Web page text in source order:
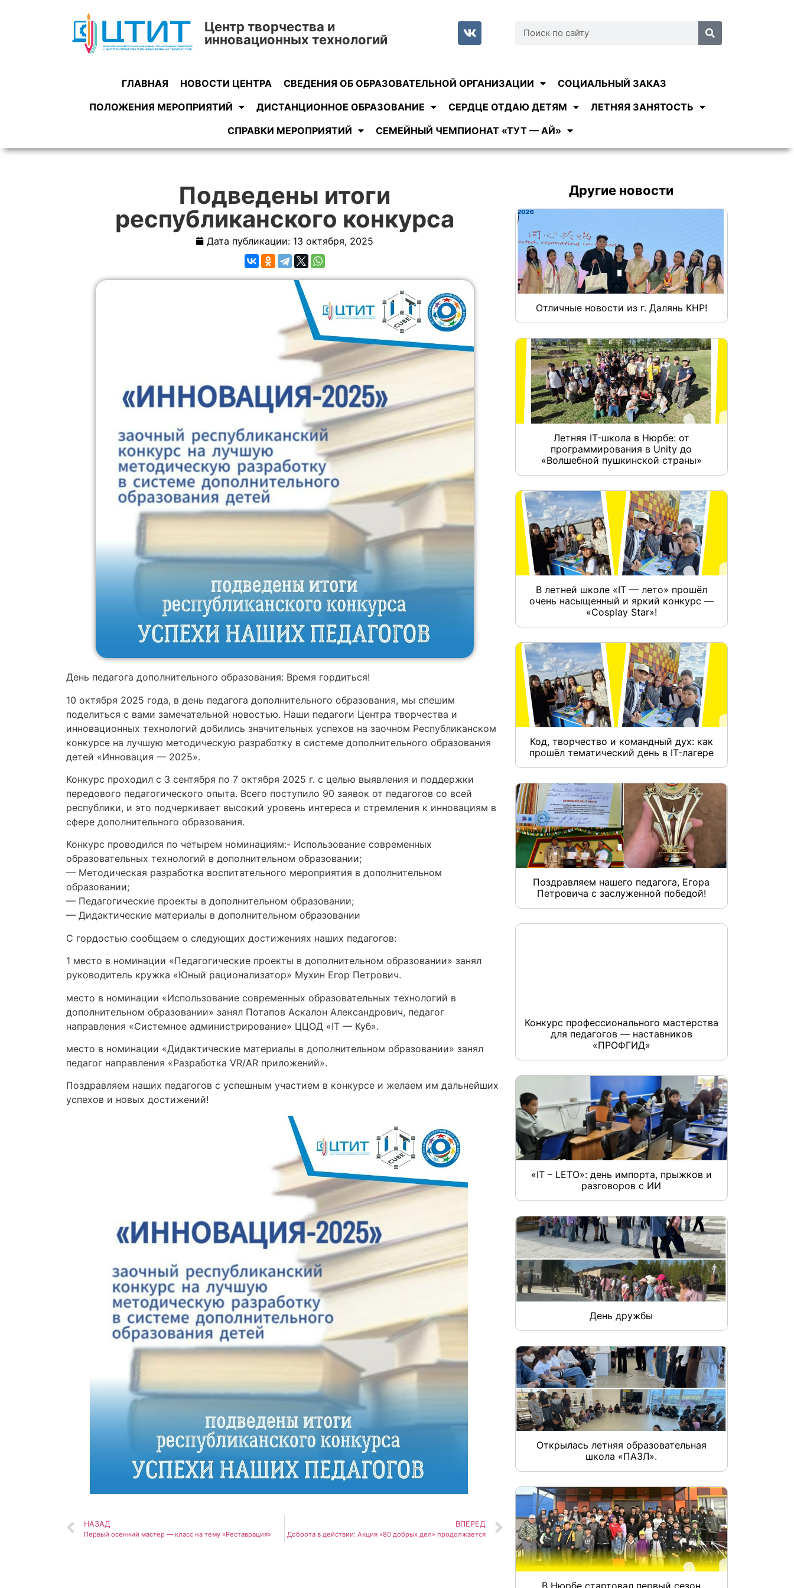
Центр творчества и
инновационных технологий
ГЛАВНАЯ НОВОСТИ ЦЕНТРА СВЕДЕНИЯ ОБ ОБРАЗОВАТЕЛЬНОЙ ОРГАНИЗАЦИИ
СОЦИАЛЬНЫЙ ЗАКАЗ
ПОЛОЖЕНИЯ МЕРОПРИЯТИЙ
ДИСТАНЦИОННОЕ ОБРАЗОВАНИЕ СЕРДЦЕ ОТДАЮ ДЕТЯМ
ЛЕТНЯЯ ЗАНЯТОСТЬ
СПРАВКИ МЕРОПРИЯТИЙ
СЕМЕЙНЫЙ ЧЕМПИОНАТ «ТУТ — АЙ»
Подведены итоги
республиканского конкурса
Дата публикации: 13 октября, 2025
День педагога дополнительного образования: Время гордиться!
10 октября 2025 года, в день педагога дополнительного образования, мы спешим
поделиться с вами замечательной новостью. Наши педагоги Центра творчества и
инновационных технологий добились значительных успехов на заочном Республиканском
конкурсе на лучшую методическую разработку в системе дополнительного образования
детей «Инновация — 2025».
Конкурс проходил с 3 сентября по 7 октября 2025 г. с целью выявления и поддержки
передового педагогического опыта. Всего поступило 90 заявок от педагогов со всей
республики, и это подчеркивает высокий уровень интереса и стремления к инновациям в
сфере дополнительного образования.
Конкурс проводился по четырем номинациям:- Использование современных
образовательных технологий в дополнительном образовании;
— Методическая разработка воспитательного мероприятия в дополнительном
образовании;
— Педагогические проекты в дополнительном образовании;
— Дидактические материалы в дополнительном образовании
С гордостью сообщаем о следующих достижениях наших педагогов:
1 место в номинации «Педагогические проекты в дополнительном образовании» занял
руководитель кружка «Юный рационализатор» Мухин Егор Петрович.
место в номинации «Использование современных образовательных технологий в
дополнительном образовании» занял Потапов Аскалон Александрович, педагог
направления «Системное администрирование» ЦЦОД «IT — Куб».
место в номинации «Дидактические материалы в дополнительном образовании» занял
педагог направления «Разработка VR/AR приложений».
Поздравляем наших педагогов с успешным участием в конкурсе и желаем им дальнейших
успехов и новых достижений!
НАЗАД
Первый осенний мастер — класс на тему «Реставрация»
ВПЕРЕД
Доброта в действии: Акция «80 добрых дел» продолжается
Другие новости
Отличные новости из г. Далянь КНР!
Летняя IT-школа в Нюрбе: от
программирования в Unity до
«Волшебной пушкинской страны»
В летней школе «IT — лето» прошёл
очень насыщенный и яркий конкурс —
«Cosplay Star»!
Код, творчество и командный дух: как
прошёл тематический день в IT-лагере
Поздравляем нашего педагога, Егора
Петровича с заслуженной победой!
Конкурс профессионального мастерства
для педагогов — наставников
«ПРОФГИД»
«IT – LETO»: день импорта, прыжков и
разговоров с ИИ
День дружбы
Открылась летняя образовательная
школа «ПАЗЛ».